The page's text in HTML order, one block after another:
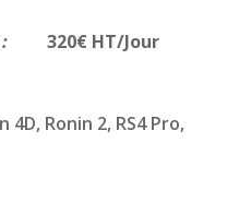
: 320€ HT/Jour
Ronin 2, RS4 Pro,